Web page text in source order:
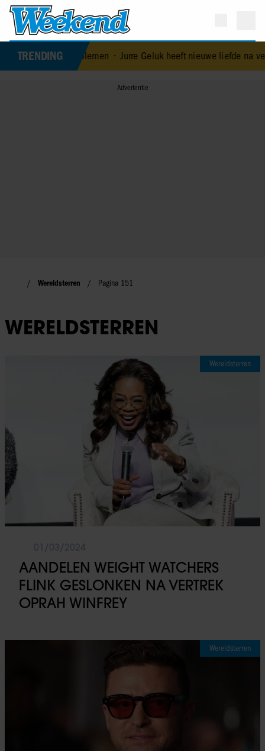
TRENDING •Jurre Geluk heeft nieuwe liefde na verbroken
Wereldsterren Pagina 151
WERELDSTERREN
Wereldsterren
AANDELEN WEIGHT WATCHERS
FLINK GESLONKEN NA VERTREK
OPRAH WINFREY
Wereldsterren